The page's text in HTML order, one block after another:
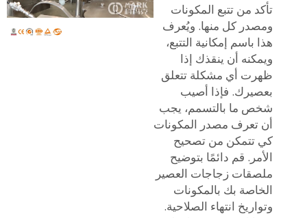
تأكد من تتبع المكونات
ومصدر كل منها. ويُعرف
هذا باسم إمكانية التتبع،
ويمكنه أن ينقذك إذا
ظهرت أي مشكلة تتعلق
بعصيرك. فإذا أصيب
شخص ما بالتسمم، يجب
أن تعرف مصدر المكونات
كي تتمكن من تصحيح
الأمر. قم دائمًا بتوضيح
ملصقات زجاجات العصير
الخاصة بك بالمكونات
وتواريخ انتهاء الصلاحية.